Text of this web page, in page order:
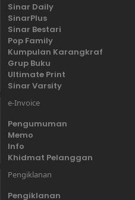
Sinar Daily
SinarPlus
Sinar Bestari
Pop Family
Kumpulan Karangkraf
Grup Buku
Ultimate Print
Sinar Varsity
e-Invoice
Pengumuman
Memo
Info
Khidmat Pelanggan
Pengiklanan
Pengiklanan